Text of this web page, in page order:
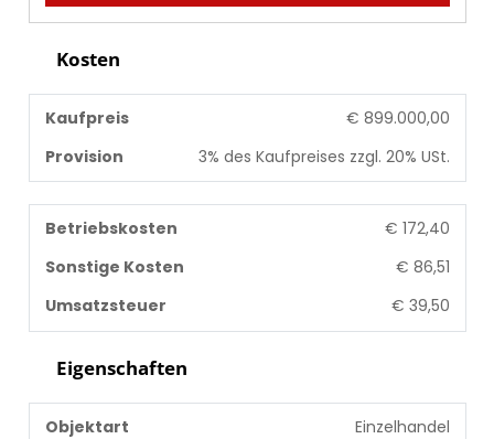
Kosten
Kaufpreis
€ 899.000,00
Provision
3% des Kaufpreises zzgl. 20% USt.
Betriebskosten
€ 172,40
Sonstige Kosten
€ 86,51
Umsatzsteuer
€ 39,50
Eigenschaften
Objektart
Einzelhandel